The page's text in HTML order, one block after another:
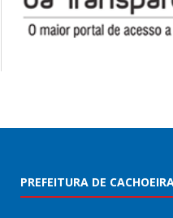
PREFEITURA DE